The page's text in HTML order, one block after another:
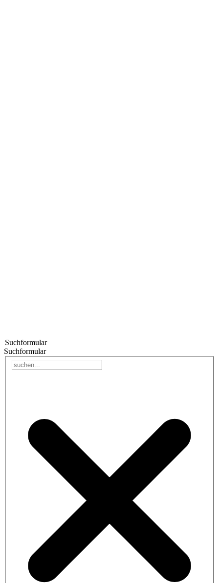
Suchformular
Suchformular